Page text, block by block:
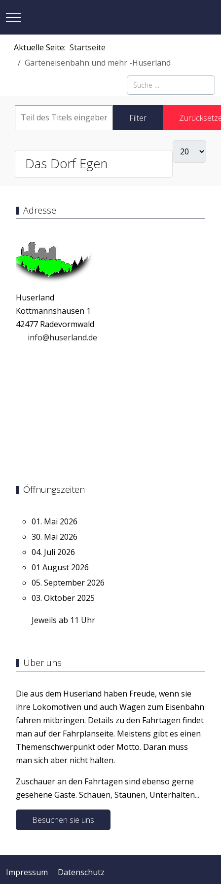
Mobile Menu Toggle
Aktuelle Seite: Startseite
Garteneisenbahn und mehr -Huserland
Suchen
Filter
Das Dorf Egen
Adresse
Huserland
Kottmannshausen 1
42477 Radevormwald
info@huserland.de
Öffnungszeiten
01. Mai 2026
30. Mai 2026
04. Juli 2026
01 August 2026
05. September 2026
03. Oktober 2025
Jeweils ab 11 Uhr
Über uns
Die aus dem Huserland haben Freude, wenn sie
ihre Lokomotiven und auch Wagen zum Eisenbahn
fahren mitbringen. Details zu den Fahrtagen findet
man auf der Fahrplanseite. Meistens gibt es einen
Themenschwerpunkt oder Motto. Daran muss
man sich aber nicht halten.
Zuschauer an den Fahrtagen sind ebenso gerne
gesehene Gäste. Schauen, Staunen, Unterhalten...
Besuchen sie uns
Impressum Datenschutz